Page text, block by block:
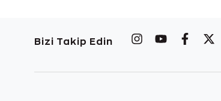
Bizi Takip Edin